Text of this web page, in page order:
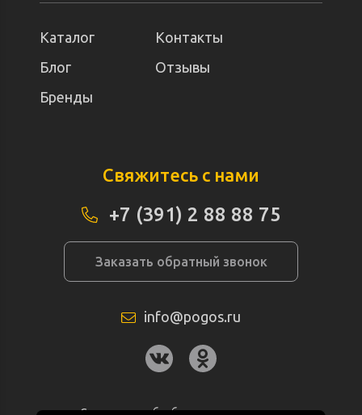
Каталог
Контакты
Блог
Отзывы
Бренды
Свяжитесь с нами
+7 (391) 2 88 88 75
Заказать обратный звонок
info@pogos.ru